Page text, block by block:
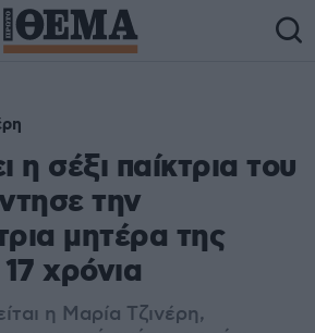
η σέξι παίκτρια του
την
μητέρα της
χρόνια
η Μαρία Τζινέρη,